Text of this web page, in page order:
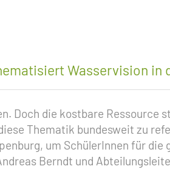
Wasservision in
Doch die kostbare Ressource
Thematik bundesweit zu
um SchülerInnen für
Berndt und